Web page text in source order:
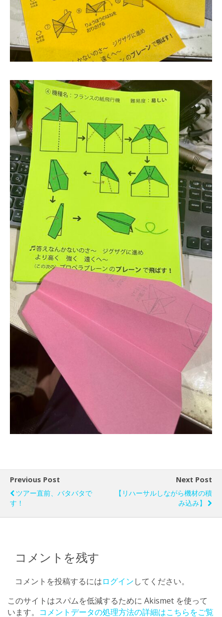
Previous Post
ツアー直前、バタバタで
す！
Next Post
【リハーサルしながら機材の積
み込み】
コメントを残す
コメントを投稿するにはログインしてください。
このサイトはスパムを低減するために Akismet を使って
います。 コメントデータの処理方法の詳細はこちらをご覧